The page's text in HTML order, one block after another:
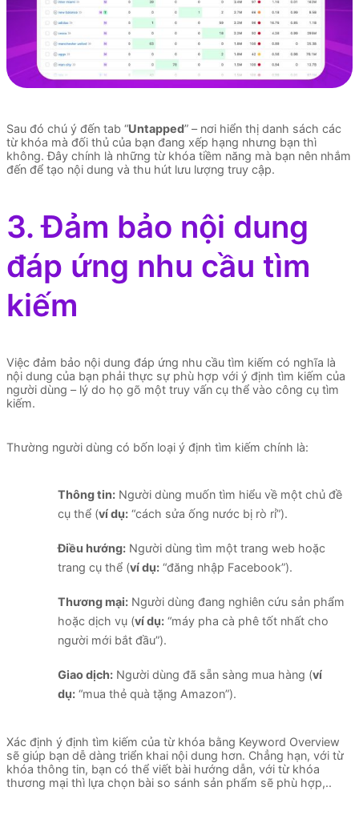
Sau đó chú ý đến tab “Untapped” – nơi hiển thị danh sách các
từ khóa mà đối thủ của bạn đang xếp hạng nhưng bạn thì
không. Đây chính là những từ khóa tiềm năng mà bạn nên nhắm
đến để tạo nội dung và thu hút lưu lượng truy cập.
3. Đảm bảo nội dung
đáp ứng nhu cầu tìm
kiếm
Việc đảm bảo nội dung đáp ứng nhu cầu tìm kiếm có nghĩa là
nội dung của bạn phải thực sự phù hợp với ý định tìm kiếm của
người dùng – lý do họ gõ một truy vấn cụ thể vào công cụ tìm
kiếm.
Thường người dùng có bốn loại ý định tìm kiếm chính là:
Thông tin: Người dùng muốn tìm hiểu về một chủ đề
cụ thể (ví dụ: “cách sửa ống nước bị rò rỉ”).
Điều hướng: Người dùng tìm một trang web hoặc
trang cụ thể (ví dụ: “đăng nhập Facebook”).
Thương mại: Người dùng đang nghiên cứu sản phẩm
hoặc dịch vụ (ví dụ: “máy pha cà phê tốt nhất cho
người mới bắt đầu”).
Giao dịch: Người dùng đã sẵn sàng mua hàng (ví
dụ: “mua thẻ quà tặng Amazon”).
Xác định ý định tìm kiếm của từ khóa bằng Keyword Overview
sẽ giúp bạn dễ dàng triển khai nội dung hơn. Chẳng hạn, với từ
khóa thông tin, bạn có thể viết bài hướng dẫn, với từ khóa
thương mại thì lựa chọn bài so sánh sản phẩm sẽ phù hợp,..